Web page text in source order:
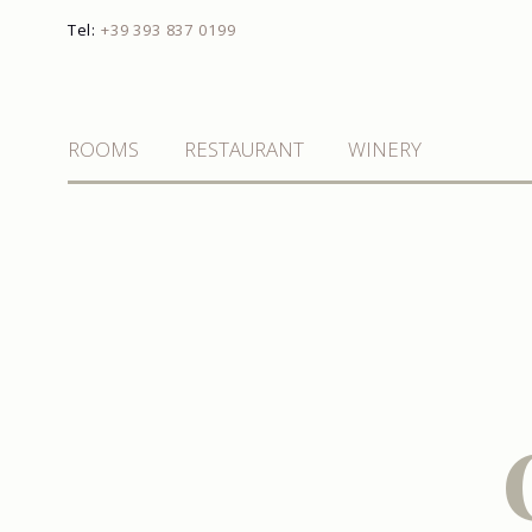
Tel: +39 393 837 0199
ROOMS RESTAURANT WINERY